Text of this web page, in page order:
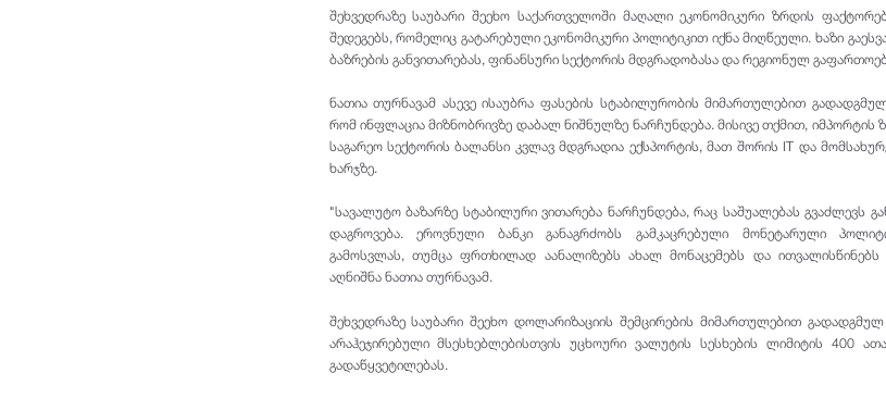
შეხვედრაზე საუბარი შეეხო საქართველოში მაღალი ეკონომიკური ზრდის
შედეგებს, რომელიც გატარებული ეკონომიკური პოლიტიკით იქნა მიღწეული. ხაზი
ბაზრების განვითარებას, ფინანსური სექტორის მდგრადობასა და რეგიონულ
ნათია თურნავამ ასევე ისაუბრა ფასების სტაბილურობის მიმართულებით
რომ ინფლაცია მიზნობრივზე დაბალ ნიშნულზე ნარჩუნდება. მისივე თქმით, იმპორტის
საგარეო სექტორის ბალანსი კვლავ მდგრადია ექსპორტის, მათ შორის IT და
ხარჯზე.
"სავალუტო ბაზარზე სტაბილური ვითარება ნარჩუნდება, რაც საშუალებას გვაძლევს
დაგროვება. ეროვნული ბანკი განაგრძობს გამკაცრებული მონეტარული
გამოსვლას, თუმცა ფრთხილად აანალიზებს ახალ მონაცემებს და
აღნიშნა ნათია თურნავამ.
შეხვედრაზე საუბარი შეეხო დოლარიზაციის შემცირების მიმართულებით
არაჰეჯირებული მსესხებლებისთვის უცხოური ვალუტის სესხების ლიმიტის 400
გადაწყვეტილებას.